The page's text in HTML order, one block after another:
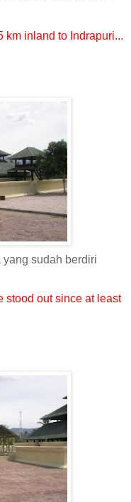
km inland to Indrapuri...
sudah berdiri
stood out since at least